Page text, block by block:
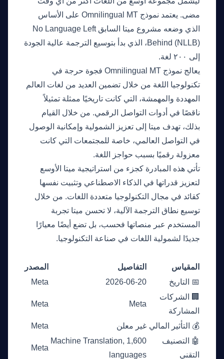
مضى. يعتمد نموذج Omnilingual MT على الأساس
الذي وضعه مشروع ميتا السابق No Language Left
Behind (NLLB)، الذي بدأ بتوسيع الترجمة عالية الجودة
إلى ٢٠٠ لغة.
يعالج نموذج Omnilingual MT فجوة حرجة في
تكنولوجيا اللغة من خلال تضمين العديد من لغات العالم
المهددة والمهمشة، التي كانت تاريخيًا ممثلة تمثيلاً
ناقصًا في أدوات التواصل الرقمي. من خلال القيام
بذلك، تهدف ميتا إلى تعزيز الشمولية وإمكانية الوصول
في التواصل العالمي، خاصة للمجتمعات التي كانت
معزولة رقميًا بسبب حواجز اللغة.
تأتي هذه المبادرة كجزء من استراتيجية ميتا الأوسع
لتعزيز قدراتها في الذكاء الاصطناعي وتثبيت نفسها
كقائد في مجال التكنولوجيا متعددة اللغات. من خلال
توسيع نطاق الترجمة الآلية، لا تحسن ميتا تجربة
المستخدم عبر منصاتها فحسب، بل تضع أيضًا معيارًا
جديدًا لشمولية اللغات في صناعة التكنولوجيا.
المقياس التفاصيل
المصدر
📅 التاريخ
2026-06-20
Meta
🏢 الشركات
المشاركة
Meta
Meta
💰 التأثير المالي غير معلن
Meta
🤖 التصنيف
التقني
Machine Translation, 1,600
languages
Meta